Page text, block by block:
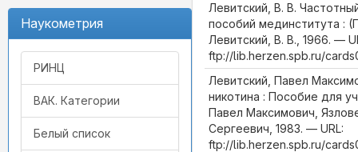
Наукометрия
РИНЦ
ВАК. Категории
Белый список
Левитский, В. В.
пособий мединститута :
Левитский, В. В., 1966. —
ftp://lib.herzen.spb.ru/
Левитский, Павел
никотина : Пособие для
Павел Максимович,
Сергеевич, 1983. — URL:
ftp://lib.herzen.spb.ru/